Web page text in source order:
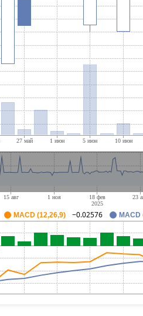
MACD (12,26,9) −0.02576 MACD